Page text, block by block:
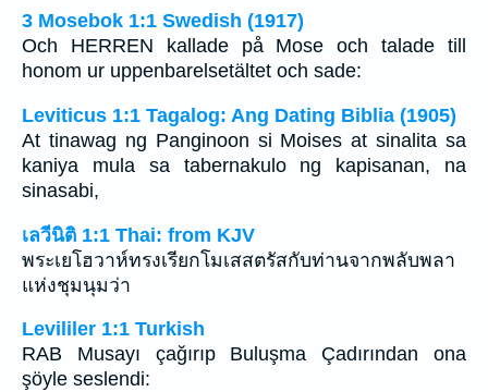
3 Mosebok 1:1 Swedish (1917)
Och HERREN kallade på Mose och talade till
honom ur uppenbarelsetältet och sade:
Leviticus 1:1 Tagalog: Ang Dating Biblia (1905)
At tinawag ng Panginoon si Moises at sinalita sa
kaniya mula sa tabernakulo ng kapisanan, na
sinasabi,
เลวีนิติ 1:1 Thai: from KJV
พระเยโฮวาห์ทรงเรียกโมเสสตรัสกับท่านจากพลับพลา
แห่งชุมนุมว่า
Levililer 1:1 Turkish
RAB Musayı çağırıp Buluşma Çadırından ona
şöyle seslendi: